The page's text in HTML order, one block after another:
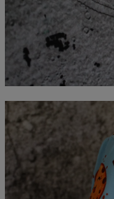
CM
A - Długość
B - Sz.klatki
C - Długość